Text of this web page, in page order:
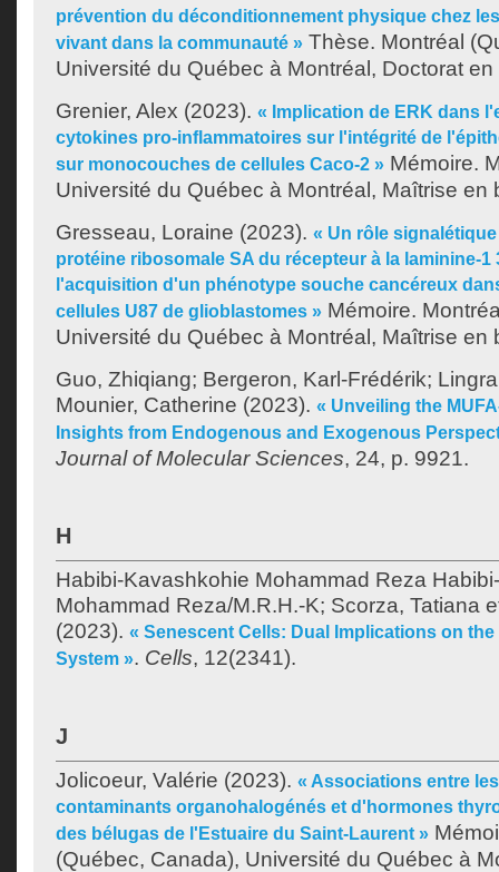
prévention du déconditionnement physique chez
vivant dans la communauté » Thèse. Montréal
Université du Québec à Montréal, Doctorat
Grenier, Alex (2023). « Implication de ERK dans
cytokines pro-inflammatoires sur l'intégrité de
sur monocouches de cellules Caco-2 » Mémoire.
Université du Québec à Montréal, Maîtrise en
Gresseau, Loraine (2023). « Un rôle
protéine ribosomale SA du récepteur à la laminine-1
l'acquisition d'un phénotype souche cancéreux
cellules U87 de glioblastomes » Mémoire.
Université du Québec à Montréal, Maîtrise en
Guo, Zhiqiang; Bergeron, Karl-Frédérik;
Mounier, Catherine (2023). « Unveiling the
Insights from Endogenous and Exogenous
Journal of Molecular Sciences, 24, p. 9921.
H
Habibi-Kavashkohie Mohammad Reza
Mohammad Reza/M.R.H.-K; Scorza, Tatiana
(2023). « Senescent Cells: Dual Implications on
System ». Cells, 12(2341).
J
Jolicoeur, Valérie (2023). « Associations entre
contaminants organohalogénés et d'hormones
des bélugas de l'Estuaire du Saint-Laurent »
(Québec, Canada), Université du Québec à